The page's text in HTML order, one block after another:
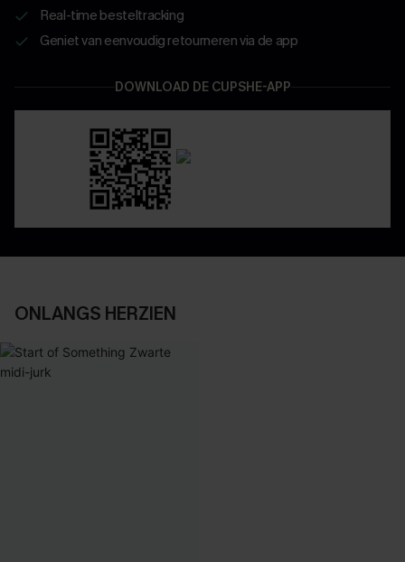
Real-time besteltracking
Geniet van eenvoudig retourneren via de app
DOWNLOAD DE CUPSHE-APP
ONLANGS HERZIEN